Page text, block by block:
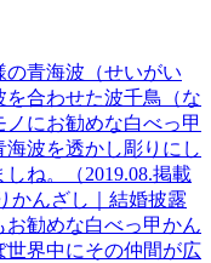
青海波（せいがい
合わせた波千鳥（な
にお勧めな白べっ甲
波を透かし彫りにし
ね。（2019.08.掲載
んざし｜結婚披露
勧めな白べっ甲かん
界中にその仲間が広